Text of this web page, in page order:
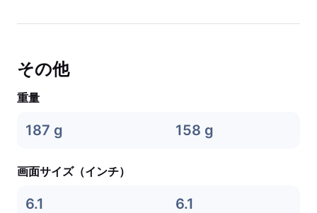
その他
重量
187 g 158 g
画面サイズ（インチ）
6.1 6.1